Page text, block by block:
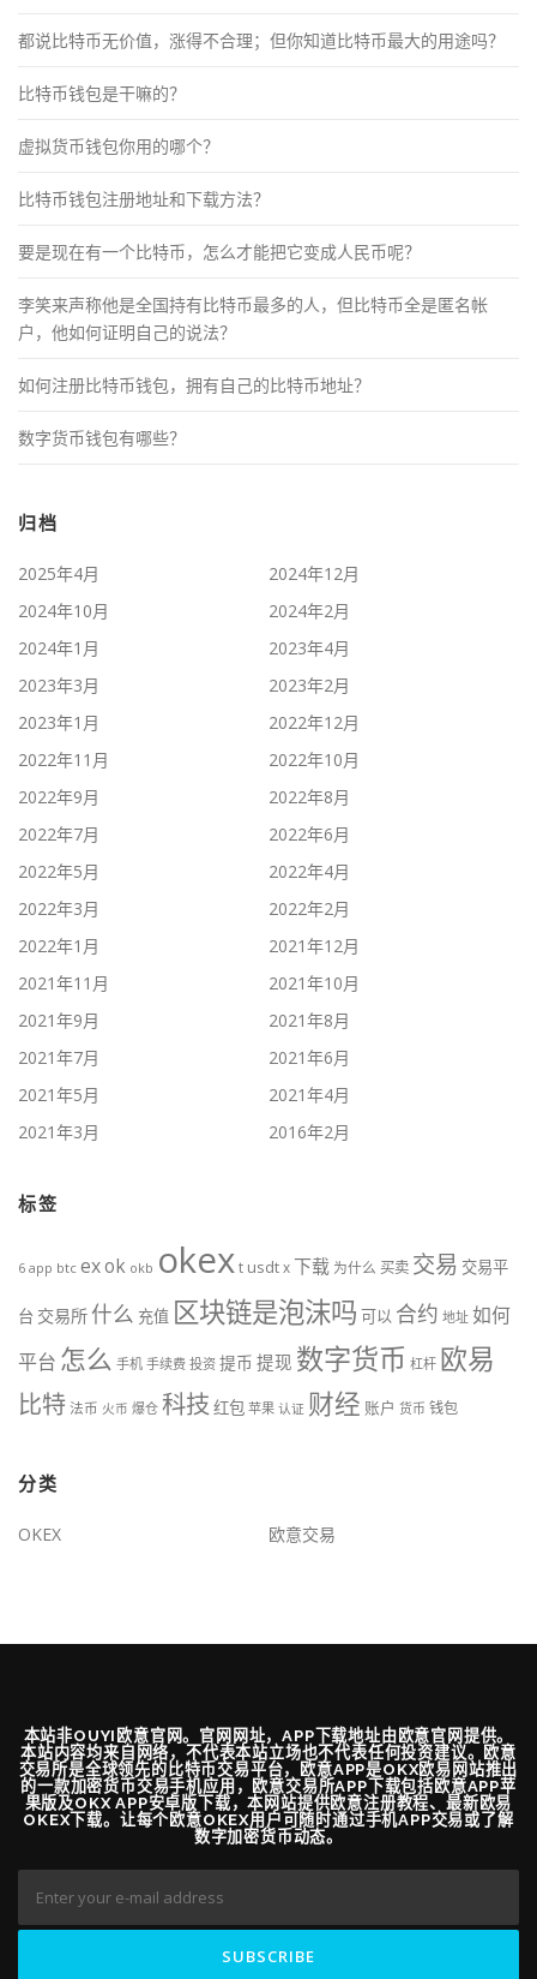
都说比特币无价值，涨得不合理；但你知道比特币最大的用途吗？
比特币钱包是干嘛的？
虚拟货币钱包你用的哪个？
比特币钱包注册地址和下载方法？
要是现在有一个比特币，怎么才能把它变成人民币呢？
李笑来声称他是全国持有比特币最多的人，但比特币全是匿名帐
户，他如何证明自己的说法？
如何注册比特币钱包，拥有自己的比特币地址？
数字货币钱包有哪些？
归档
2025年4月
2024年12月
2024年10月
2024年2月
2024年1月
2023年4月
2023年3月
2023年2月
2023年1月
2022年12月
2022年11月
2022年10月
2022年9月
2022年8月
2022年7月
2022年6月
2022年5月
2022年4月
2022年3月
2022年2月
2022年1月
2021年12月
2021年11月
2021年10月
2021年9月
2021年8月
2021年7月
2021年6月
2021年5月
2021年4月
2021年3月
2016年2月
标签
6 app btc exok okb okext usdtx下载 为什么 买卖 交易 交易平
台 交易所 什么 充值 区块链是泡沫吗 可以 合约 地址 如何
平台 怎么 手机 手续费 投资 提币 提现 数字货币 杠杆 欧易
比特法币 火币 爆仓 科技 红包 苹果 认证 财经 账户 货币 钱包
分类
OKEX 欧意交易
本站非OUYI欧意官网。官网网址，APP下载地址由欧意官网提供。
本站内容均来自网络，不代表本站立场也不代表任何投资建议。欧意
交易所是全球领先的比特币交易平台，欧意APP是OKX欧易网站推出
的一款加密货币交易手机应用，欧意交易所APP下载包括欧意APP苹
果版及OKX APP安卓版下载，本网站提供欧意注册教程、最新欧易
OKEX下载。让每个欧意OKEX用户可随时通过手机APP交易或了解
数字加密货币动态。